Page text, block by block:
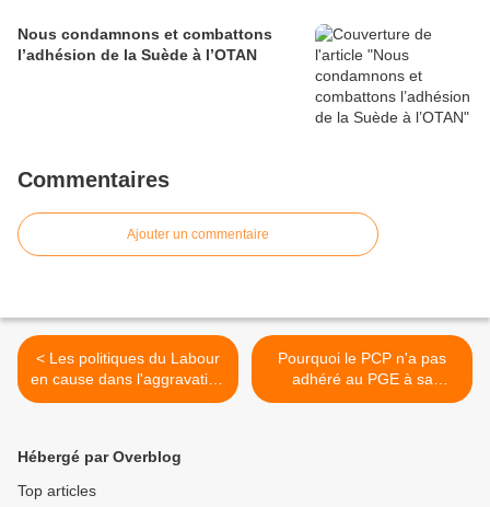
Nous condamnons et combattons
l’adhésion de la Suède à l’OTAN
Commentaires
Ajouter un commentaire
< Les politiques du Labour
en cause dans l'aggravation
des inégalités au Royaume-
Pourquoi le PCP n'a pas
adhéré au PGE à sa
création, en 2004 >
Hébergé par Overblog
Top articles